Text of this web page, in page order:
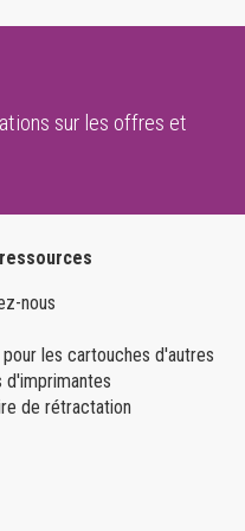
sur les offres et
nous
pour les cartouches d'autres
d'imprimantes
de rétractation